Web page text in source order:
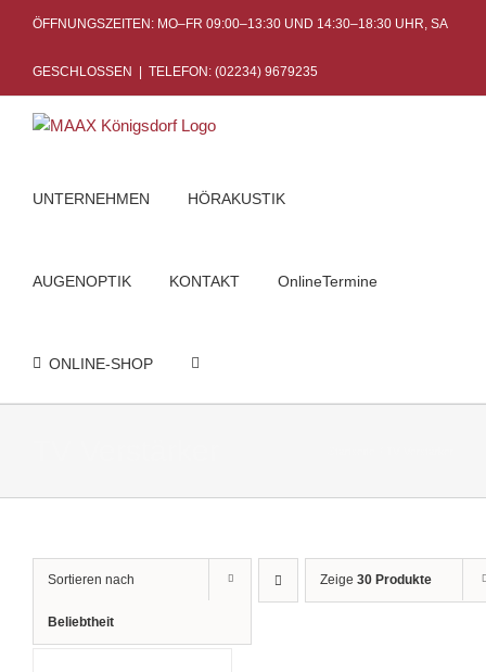
content
ÖFFNUNGSZEITEN: MO–FR 09:00–13:30 UND 14:30–18:30 UHR, SA
GESCHLOSSEN TELEFON: (02234) 9679235
UNTERNEHMEN HÖRAKUSTIK
AUGENOPTIK KONTAKT OnlineTermine
ONLINE-SHOP
Sortieren nach
Beliebtheit
Zeige 30 Produkte